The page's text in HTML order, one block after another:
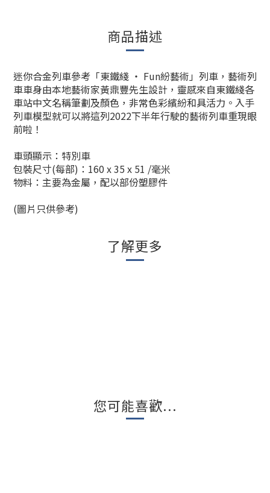
商品描述
迷你合金列車參考「東鐵綫 ‧ Fun紛藝術」列車，藝術列
車車身由本地藝術家黃鼎豐先生設計，靈感來自東鐵綫各
車站中文名稱筆劃及顏色，非常色彩繽紛和具活力。入手
列車模型就可以將這列2022下半年行駛的藝術列車重現眼
前啦！
車頭顯示：特別車
包裝尺寸(每部)：160 x 35 x 51 /毫米
物料：主要為金屬，配以部份塑膠件
(圖片只供參考)
了解更多
您可能喜歡...